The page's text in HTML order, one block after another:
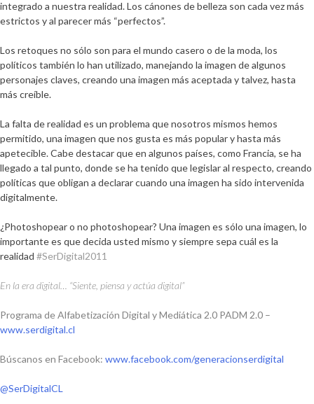
integrado a nuestra realidad. Los cánones de belleza son cada vez más
estrictos y al parecer más “perfectos”.
Los retoques no sólo son para el mundo casero o de la moda, los
políticos también lo han utilizado, manejando la imagen de algunos
personajes claves, creando una imagen más aceptada y talvez, hasta
más creíble.
La falta de realidad es un problema que nosotros mismos hemos
permitido, una imagen que nos gusta es más popular y hasta más
apetecible. Cabe destacar que en algunos países, como Francia, se ha
llegado a tal punto, donde se ha tenido que legislar al respecto, creando
políticas que obligan a declarar cuando una imagen ha sido intervenida
digitalmente.
¿Photoshopear o no photoshopear? Una imagen es sólo una imagen, lo
importante es que decida usted mismo y siempre sepa cuál es la
realidad #SerDigital2011
En la era digital… “Siente, piensa y actúa digital”
Programa de Alfabetización Digital y Mediática 2.0 PADM 2.0 –
www.serdigital.cl
Búscanos en Facebook: www.facebook.com/generacionserdigital
@SerDigitalCL